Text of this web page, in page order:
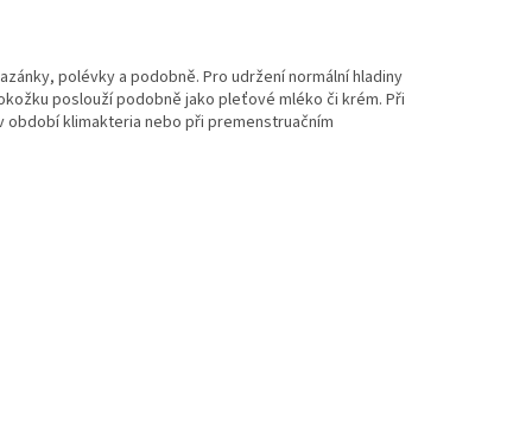
polévky a podobně. Pro udržení normální hladiny
poslouží podobně jako pleťové mléko či krém. Při
klimakteria nebo při premenstruačním